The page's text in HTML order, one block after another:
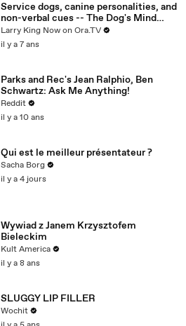
Service dogs, canine personalities, and
non-verbal cues -- The Dog's Mind
Panel answers your social media
questions
Larry King Now on Ora.TV
il y a 7 ans
Parks and Rec's Jean Ralphio, Ben
Schwartz: Ask Me Anything!
Reddit
il y a 10 ans
Qui est le meilleur présentateur ?
Sacha Borg
il y a 4 jours
Wywiad z Janem Krzysztofem
Bieleckim
Kult America
il y a 8 ans
SLUGGY LIP FILLER
Wochit